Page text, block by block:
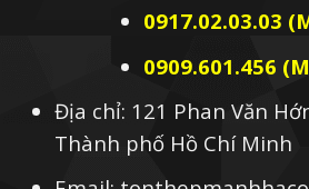
0917.02.03.03
0909.601.456
Địa chỉ: 121 Phan Văn
Thành phố Hồ Chí Minh